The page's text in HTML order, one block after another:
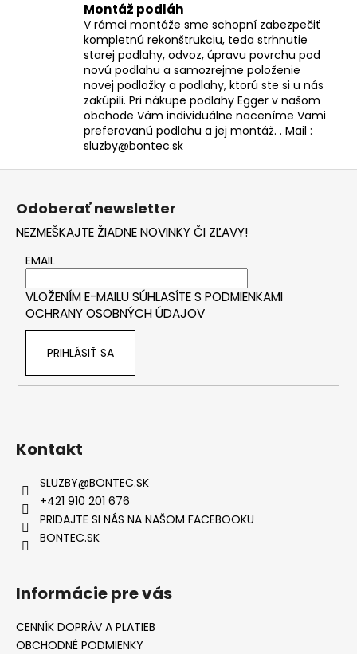
Montáž podláh
V rámci montáže sme schopní zabezpečiť
kompletnú rekonštrukciu, teda strhnutie
starej podlahy, odvoz, úpravu povrchu pod
novú podlahu a samozrejme položenie
novej podložky a podlahy, ktorú ste si u nás
zakúpili. Pri nákupe podlahy Egger v našom
obchode Vám individuálne naceníme Vami
preferovanú podlahu a jej montáž. . Mail :
sluzby@bontec.sk
Odoberať newsletter
NEZMEŠKAJTE ŽIADNE NOVINKY ČI ZĽAVY!
EMAIL
VLOŽENÍM E-MAILU SÚHLASÍTE S PODMIENKAMI
OCHRANY OSOBNÝCH ÚDAJOV
PRIHLÁSIŤ SA
Kontakt
SLUZBY@BONTEC.SK
+421 910 201 676
PRIDAJTE SI NÁS NA NAŠOM FACEBOOKU
BONTEC.SK
Informácie pre vás
CENNÍK DOPRÁV A PLATIEB
OBCHODNÉ PODMIENKY